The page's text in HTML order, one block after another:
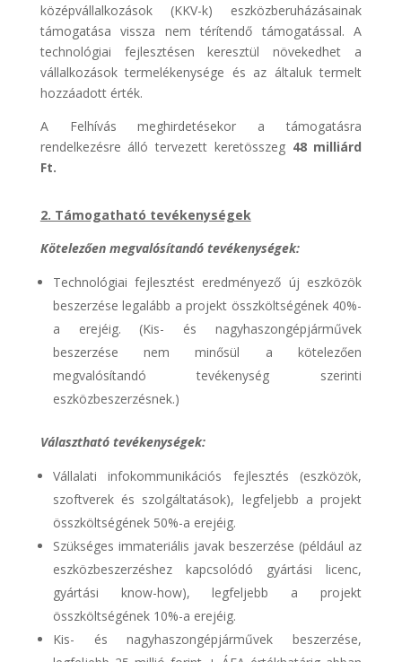
középvállalkozások (KKV-k) eszközberuházásainak
támogatása vissza nem térítendő támogatással. A
technológiai fejlesztésen keresztül növekedhet a
vállalkozások termelékenysége és az általuk termelt
hozzáadott érték.
A Felhívás meghirdetésekor a támogatásra
rendelkezésre álló tervezett keretösszeg 48 milliárd
Ft.
2. Támogatható tevékenységek
Kötelezően megvalósítandó tevékenységek:
Technológiai fejlesztést eredményező új eszközök
beszerzése legalább a projekt összköltségének 40%-
a erejéig. (Kis- és nagyhaszongépjárművek
beszerzése nem minősül a kötelezően
megvalósítandó tevékenység szerinti
eszközbeszerzésnek.)
Választható tevékenységek:
Vállalati infokommunikációs fejlesztés (eszközök,
szoftverek és szolgáltatások), legfeljebb a projekt
összköltségének 50%-a erejéig.
Szükséges immateriális javak beszerzése (például az
eszközbeszerzéshez kapcsolódó gyártási licenc,
gyártási know-how), legfeljebb a projekt
összköltségének 10%-a erejéig.
Kis- és nagyhaszongépjárművek beszerzése,